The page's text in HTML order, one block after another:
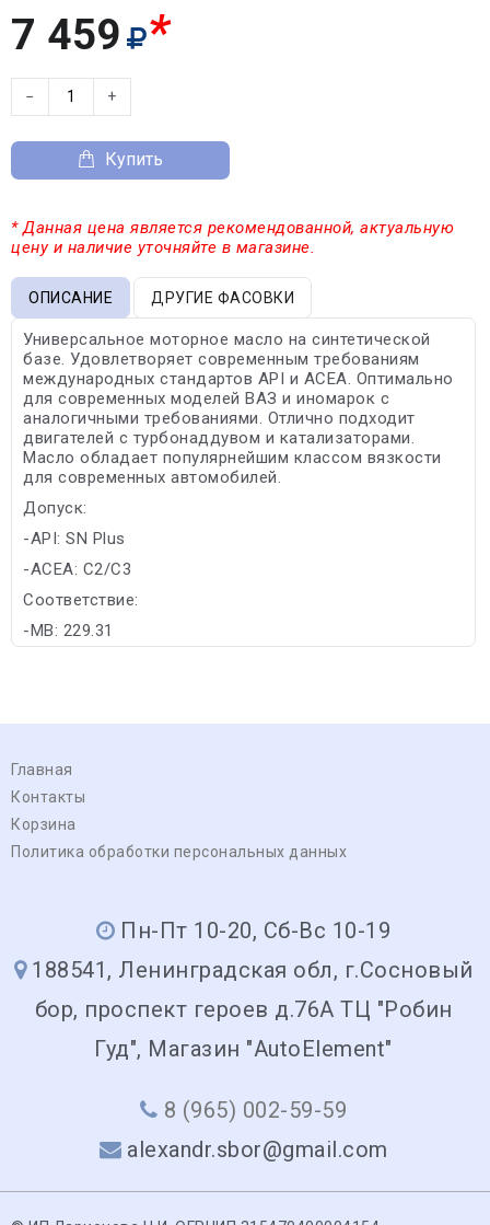
7 459 *
− +
Купить
* Данная цена является рекомендованной, актуальную
цену и наличие уточняйте в магазине.
ОПИСАНИЕ ДРУГИЕ ФАСОВКИ
Универсальное моторное масло на синтетической
базе. Удовлетворяет современным требованиям
международных стандартов API и ACEA. Оптимально
для современных моделей ВАЗ и иномарок с
аналогичными требованиями. Отлично подходит
двигателей с турбонаддувом и катализаторами.
Масло обладает популярнейшим классом вязкости
для современных автомобилей.
Допуск:
-API: SN Plus
-ACEA: C2/C3
Соответствие:
-MB: 229.31
Главная
Контакты
Корзина
Политика обработки персональных данных
Пн-Пт 10-20, Сб-Вс 10-19
188541, Ленинградская обл, г.Сосновый
бор, проспект героев д.76А ТЦ "Робин
Гуд", Магазин "AutoElement"
8 (965) 002-59-59
alexandr.sbor@gmail.com